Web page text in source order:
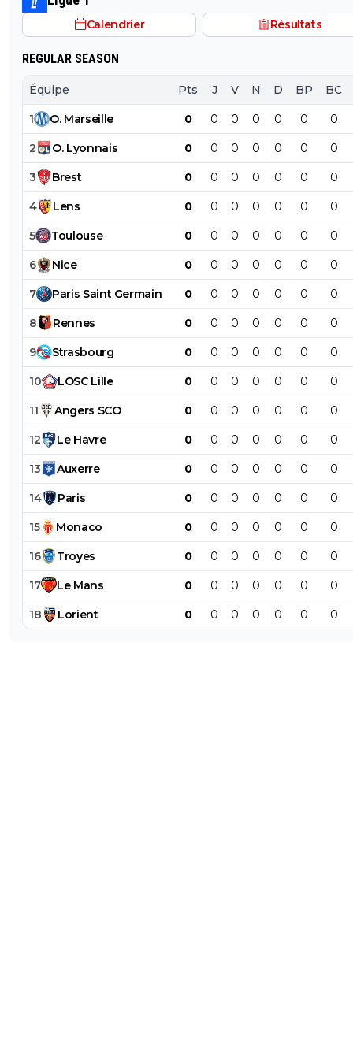
Calendrier Résultats
REGULAR SEASON
Équipe Pts J V N D BP BC
1 O. Marseille 0 0 0 0 0 0 0
2 O. Lyonnais 0 0 0 0 0 0 0
3 Brest 0 0 0 0 0 0 0
4 Lens 0 0 0 0 0 0 0
5 Toulouse 0 0 0 0 0 0 0
6 Nice 0 0 0 0 0 0 0
7 Paris Saint Germain 0 0 0 0 0 0 0
8 Rennes 0 0 0 0 0 0 0
9 Strasbourg 0 0 0 0 0 0 0
10 LOSC Lille 0 0 0 0 0 0 0
11 Angers SCO 0 0 0 0 0 0 0
12 Le Havre 0 0 0 0 0 0 0
13 Auxerre 0 0 0 0 0 0 0
14 Paris 0 0 0 0 0 0 0
15 Monaco 0 0 0 0 0 0 0
16 Troyes 0 0 0 0 0 0 0
17 Le Mans 0 0 0 0 0 0 0
18 Lorient 0 0 0 0 0 0 0